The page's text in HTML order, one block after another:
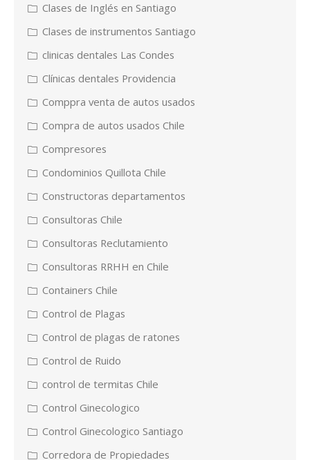
Clases de Inglés en Santiago
Clases de instrumentos Santiago
clinicas dentales Las Condes
Clínicas dentales Providencia
Comppra venta de autos usados
Compra de autos usados Chile
Compresores
Condominios Quillota Chile
Constructoras departamentos
Consultoras Chile
Consultoras Reclutamiento
Consultoras RRHH en Chile
Containers Chile
Control de Plagas
Control de plagas de ratones
Control de Ruido
control de termitas Chile
Control Ginecologico
Control Ginecologico Santiago
Corredora de Propiedades